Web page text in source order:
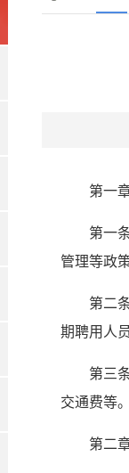
第一
第一
管理等政
第二
期聘用人
第三
交通费等。
第二